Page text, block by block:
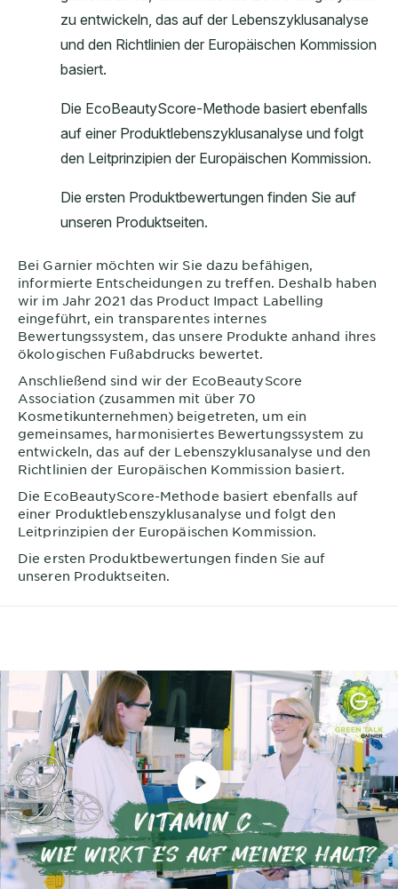
Bei Garnier möchten wir Sie dazu befähigen,
informierte Entscheidungen zu treffen. Deshalb haben
wir im Jahr 2021 das Product Impact Labelling
eingeführt, ein transparentes internes
Bewertungssystem, das unsere Produkte anhand ihres
ökologischen Fußabdrucks bewertet.
Anschließend sind wir der EcoBeautyScore
Association (zusammen mit über 70
Kosmetikunternehmen) beigetreten, um ein
gemeinsames, harmonisiertes Bewertungssystem zu
entwickeln, das auf der Lebenszyklusanalyse und den
Richtlinien der Europäischen Kommission basiert.
Die EcoBeautyScore-Methode basiert ebenfalls auf
einer Produktlebenszyklusanalyse und folgt den
Leitprinzipien der Europäischen Kommission.
Die ersten Produktbewertungen finden Sie auf
unseren Produktseiten.